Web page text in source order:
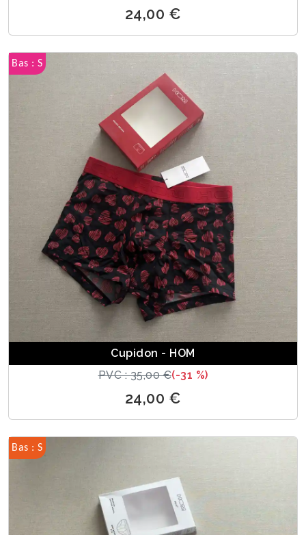
24,00 €
Bas : S
Cupidon - HOM
PVC : 35,00 €(-31 %)
24,00 €
Bas : S